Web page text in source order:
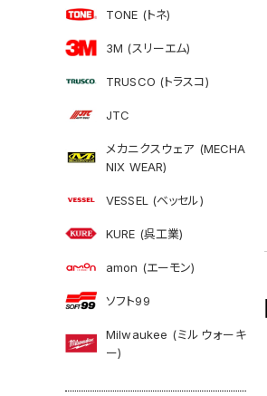
TONE (トネ)
3M (スリーエム)
TRUSCO (トラスコ)
JTC
メカニクスウェア (MECHA
NIX WEAR)
VESSEL (ベッセル)
KURE (呉工業)
amon (エーモン)
ソフト99
Milwaukee (ミルウォーキ
ー)